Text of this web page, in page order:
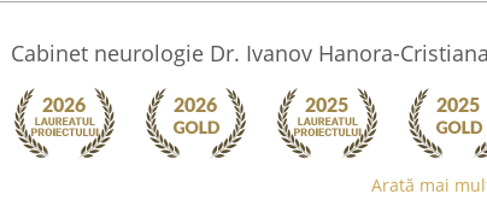
Cabinet neurologie Dr. Ivanov Hanora-Cristiana
Arată mai